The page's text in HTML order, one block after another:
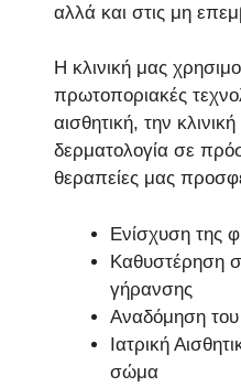
αλλά και στις μη
Η κλινική μας
πρωτοποριακές
αισθητική, την
δερματολογία σε
θεραπείες μας
Ενίσχυση της
Καθυστέρηση
γήρανσης
Αναδόμηση
Ιατρική
σώμα